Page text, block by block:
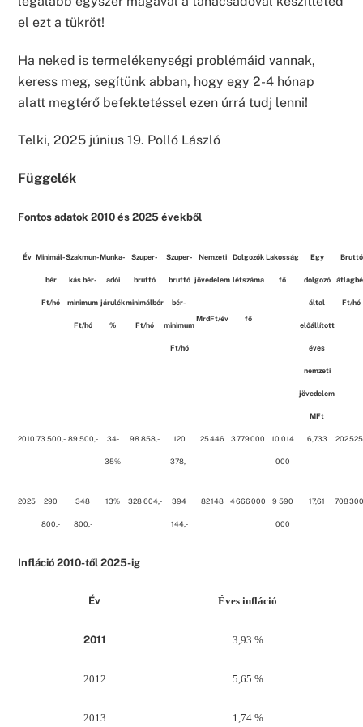
el ezt a tükröt!
Ha neked is termelékenységi problémáid vannak,
keress meg, segítünk abban, hogy egy 2-4 hónap
alatt megtérő befektetéssel ezen úrrá tudj lenni!
Telki, 2025 június 19. Polló László
Függelék
Fontos adatok 2010 és 2025 évekből
Év Minimál-
bér
Ft/hó
Szakmun-
kás bér-
minimum
Ft/hó
Munka-
adói
járulék
%
Szuper-
bruttó
minimálbér
Ft/hó
Szuper-
bruttó
bér-
minimum
Ft/hó
Nemzeti
jövedelem
MrdFt/év
Dolgozók
létszáma
fő
Lakosság
fő
Egy
dolgozó
által
előállított
éves
nemzeti
jövedelem
MFt
Bruttó
Ft/hó
2010 73 500,- 89 500,- 34-
35%
98 858,- 120
378,-
25 446 3 779 000 10 014
000
6,733 202
2025 290
800,-
348
800,-
13% 328 604,- 394
144,-
82 148 4 666 000 9 590
000
17,61 708
Infláció 2010-től 2025-ig
Év Éves infláció
2011 3,93 %
2012 5,65 %
2013 1,74 %